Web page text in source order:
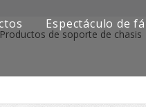
Espectáculo de
Productos de soporte de chasis